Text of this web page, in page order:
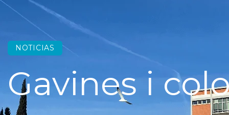
NOTICIAS
Gavines i